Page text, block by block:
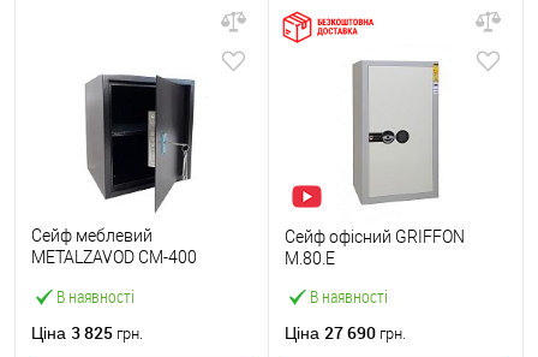
В наявності
Сейф меблевий
METALZAVOD СМ-400
Ціна 3 825 грн.
В наявності
Сейф офісний GRIFFON
M.80.E
Ціна 27 690 грн.